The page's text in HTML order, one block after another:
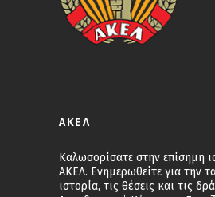
ΑΚΕΛ
Καλωσορίσατε στην επίσημη
ΑΚΕΛ. Ενημερωθείτε για την
ιστορία, τις θέσεις και τις